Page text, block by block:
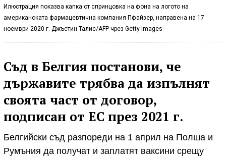
Илюстрация показва капка от спринцовка на фона на логото на
американската фармацевтична компания Пфайзер, направена на 17
ноември 2020 г. Джъстин Талис/AFP чрез Getty Images
Съд в Белгия постанови, че
държавите трябва да изпълнят
своята част от договор,
подписан от ЕС през 2021 г.
Белгийски съд разпореди на 1 април на Полша и
Румъния да получат и заплатят ваксини срещу